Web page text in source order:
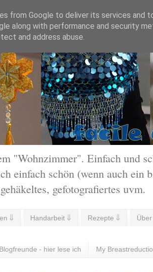
"Wohnzimmer". Einfach und
einfach schön (wenn auch
gefotografiertes uvm.
⇓ Handarbeit ⇓ Rezepte ⇓
Blogfreunde - hier lese ich My
from Google to deliver its services and
along with performance and security
and address abuse.